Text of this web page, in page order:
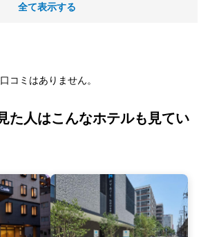
あさの(1.2km)
(680m)
げ館(640m)
全て表示する
コミはありません。
た人はこんなホテルも見てい